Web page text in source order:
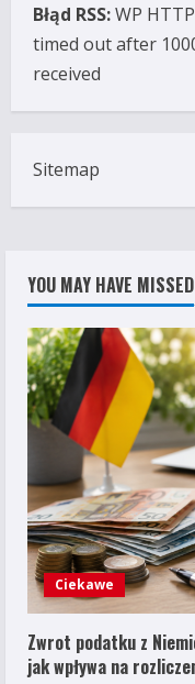
Błąd RSS:WP
timed out after
received
Sitemap
YOU MAY HAVE MISSED
Ciekawe
Zwrot podatku z
jak wpływa na